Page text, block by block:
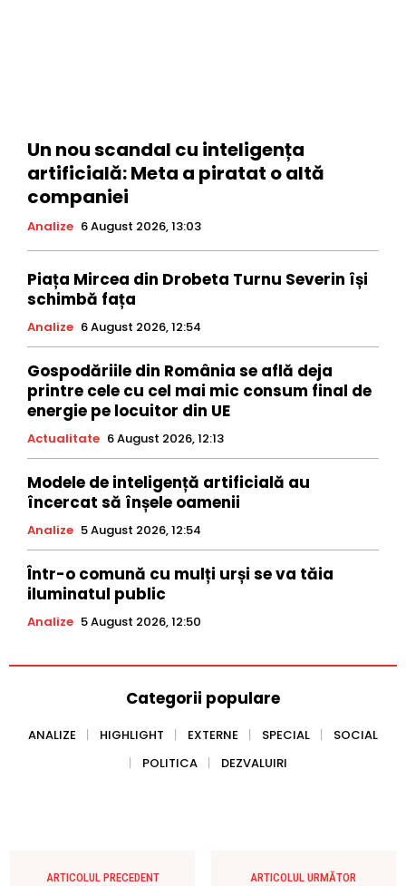
Un nou scandal cu inteligența
artificială: Meta a piratat o altă
companiei
Analize 6 August 2026, 13:03
Piața Mircea din Drobeta Turnu Severin își
schimbă fața
Analize 6 August 2026, 12:54
Gospodăriile din România se află deja
printre cele cu cel mai mic consum final de
energie pe locuitor din UE
Actualitate 6 August 2026, 12:13
Modele de inteligență artificială au
încercat să înșele oamenii
Analize 5 August 2026, 12:54
Într-o comună cu mulți urși se va tăia
iluminatul public
Analize 5 August 2026, 12:50
Categorii populare
ANALIZE HIGHLIGHT EXTERNE SPECIAL
SOCIAL
POLITICA
DEZVALUIRI
ARTICOLUL PRECEDENT ARTICOLUL URMĂTOR